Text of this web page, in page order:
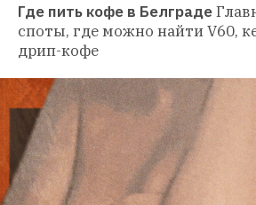
Где пить кофе в Белграде
споты, где можно найти V60,
дрип-кофе